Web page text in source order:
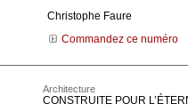
Christophe Faure
Commandez ce numéro
Architecture
CONSTRUITE POUR